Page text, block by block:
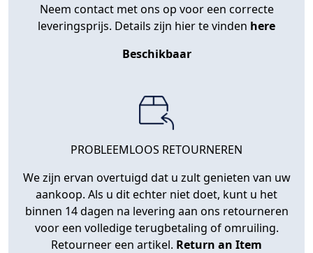
Neem contact met ons op voor een correcte
leveringsprijs. Details zijn hier te vinden here
Beschikbaar
PROBLEEMLOOS RETOURNEREN
We zijn ervan overtuigd dat u zult genieten van uw
aankoop. Als u dit echter niet doet, kunt u het
binnen 14 dagen na levering aan ons retourneren
voor een volledige terugbetaling of omruiling.
Retourneer een artikel. Return an Item